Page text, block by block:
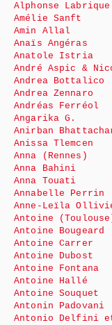
Alphonse Labrique
Amélie Sanft
Amin Allal
Anaïs Angéras
Anatole Istria
André Aspic &
Andrea Bottalico
Andrea Zennaro
Andréas Ferréol
Angarika G.
Anirban
Anissa Tlemcen
Anna (Rennes)
Anna Bahini
Anna Touati
Annabelle Perrin
Anne-Leïla
Antoine
Antoine Bougeard
Antoine Carrer
Antoine Dubost
Antoine Fontana
Antoine Hallé
Antoine Souquet
Antonin Padovani
Antonio Delfini